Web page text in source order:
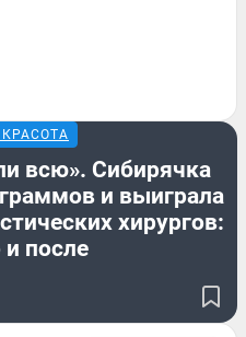
всю». Сибирячка
и выиграла
хирургов:
после